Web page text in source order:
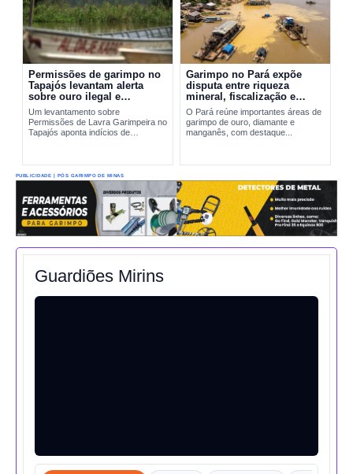
Permissões de garimpo no
Tapajós levantam alerta
sobre ouro ilegal e
contaminação por mercúrio
Um levantamento sobre
Permissões de Lavra Garimpeira no
Tapajós aponta indícios de
amplia preocupações sobre...
Garimpo no Pará expõe
disputa entre riqueza
mineral, fiscalização e
riscos ambientais
O Pará reúne importantes áreas de
garimpo de ouro, diamante e
manganês, com destaque...
PUBLICIDADE | PÓS GARIMPO DE MINAS
Guardiões Mirins